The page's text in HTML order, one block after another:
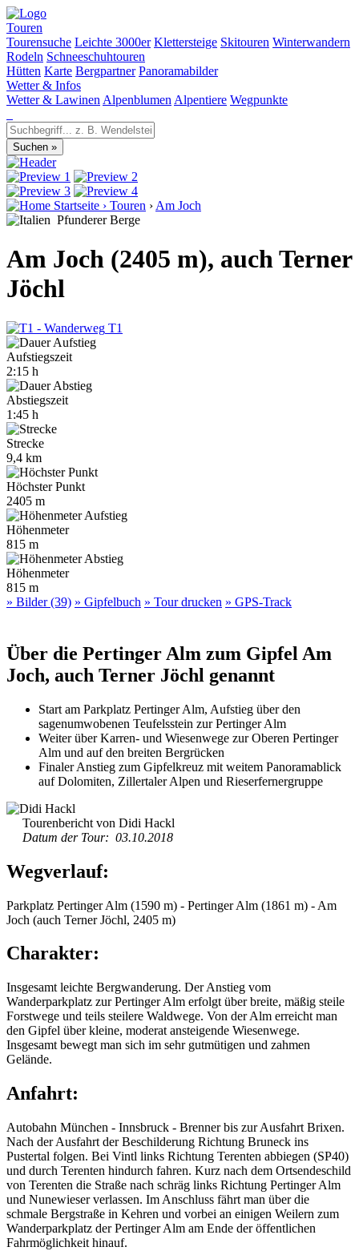
Touren
Tourensuche Leichte 3000er Klettersteige Skitouren Winterwandern
Rodeln Schneeschuhtouren
Hütten Karte Bergpartner Panoramabilder
Wetter & Infos
Wetter & Lawinen Alpenblumen Alpentiere Wegpunkte
Startseite › Touren › Am Joch
Pfunderer Berge
Am Joch (2405 m), auch Terner
Jöchl
T1
Aufstiegszeit
2:15 h
Abstiegszeit
1:45 h
Strecke
9,4 km
Höchster Punkt
2405 m
Höhenmeter
815 m
Höhenmeter
815 m
» Bilder (39) » Gipfelbuch » Tour drucken » GPS-Track
Über die Pertinger Alm zum Gipfel Am
Joch, auch Terner Jöchl genannt
Start am Parkplatz Pertinger Alm, Aufstieg über den
sagenumwobenen Teufelsstein zur Pertinger Alm
Weiter über Karren- und Wiesenwege zur Oberen Pertinger
Alm und auf den breiten Bergrücken
Finaler Anstieg zum Gipfelkreuz mit weitem Panoramablick
auf Dolomiten, Zillertaler Alpen und Rieserfernergruppe
Tourenbericht von Didi Hackl
Datum der Tour: 03.10.2018
Wegverlauf:
Parkplatz Pertinger Alm (1590 m) - Pertinger Alm (1861 m) - Am
Joch (auch Terner Jöchl, 2405 m)
Charakter:
Insgesamt leichte Bergwanderung. Der Anstieg vom
Wanderparkplatz zur Pertinger Alm erfolgt über breite, mäßig steile
Forstwege und teils steilere Waldwege. Von der Alm erreicht man
den Gipfel über kleine, moderat ansteigende Wiesenwege.
Insgesamt bewegt man sich im sehr gutmütigen und zahmen
Gelände.
Anfahrt:
Autobahn München - Innsbruck - Brenner bis zur Ausfahrt Brixen.
Nach der Ausfahrt der Beschilderung Richtung Bruneck ins
Pustertal folgen. Bei Vintl links Richtung Terenten abbiegen (SP40)
und durch Terenten hindurch fahren. Kurz nach dem Ortsendeschild
von Terenten die Straße nach schräg links Richtung Pertinger Alm
und Nunewieser verlassen. Im Anschluss fährt man über die
schmale Bergstraße in Kehren und vorbei an einigen Weilern zum
Wanderparkplatz der Pertinger Alm am Ende der öffentlichen
Fahrmöglichkeit hinauf.